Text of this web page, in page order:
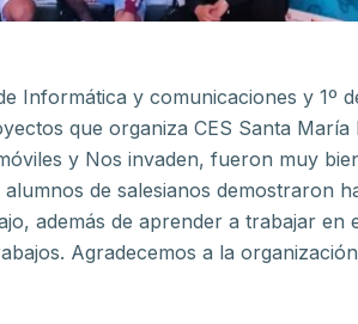
Informática y comunicaciones y 1º
que organiza CES Santa
y Nos invaden, fueron muy
de salesianos demostraron
además de aprender a trabajar en
Agradecemos a la